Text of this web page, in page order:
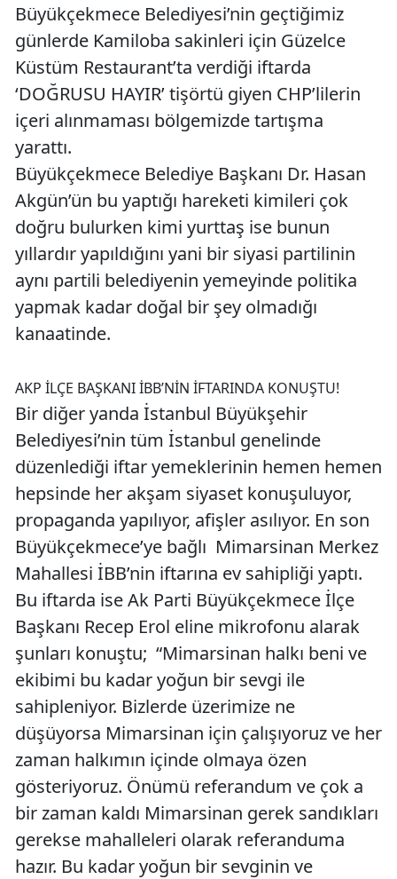
Büyükçekmece Belediyesi’nin geçtiğimiz
günlerde Kamiloba sakinleri için Güzelce
Küstüm Restaurant’ta verdiği iftarda
‘DOĞRUSU HAYIR’ tişörtü giyen CHP’lilerin
içeri alınmaması bölgemizde tartışma
yarattı.
Büyükçekmece Belediye Başkanı Dr. Hasan
Akgün’ün bu yaptığı hareketi kimileri çok
doğru bulurken kimi yurttaş ise bunun
yıllardır yapıldığını yani bir siyasi partilinin
aynı partili belediyenin yemeyinde politika
yapmak kadar doğal bir şey olmadığı
kanaatinde.
AKP İLÇE BAŞKANI İBB’NİN İFTARINDA KONUŞTU!
Bir diğer yanda İstanbul Büyükşehir
Belediyesi’nin tüm İstanbul genelinde
düzenlediği iftar yemeklerinin hemen hemen
hepsinde her akşam siyaset konuşuluyor,
propaganda yapılıyor, afişler asılıyor. En son
Büyükçekmece’ye bağlı Mimarsinan Merkez
Mahallesi İBB’nin iftarına ev sahipliği yaptı.
Bu iftarda ise Ak Parti Büyükçekmece İlçe
Başkanı Recep Erol eline mikrofonu alarak
şunları konuştu; “Mimarsinan halkı beni ve
ekibimi bu kadar yoğun bir sevgi ile
sahipleniyor. Bizlerde üzerimize ne
düşüyorsa Mimarsinan için çalışıyoruz ve her
zaman halkımın içinde olmaya özen
gösteriyoruz. Önümü referandum ve çok a
bir zaman kaldı Mimarsinan gerek sandıkları
gerekse mahalleleri olarak referanduma
hazır. Bu kadar yoğun bir sevginin ve